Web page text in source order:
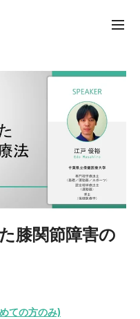
膝関節障害の
ての方のみ)